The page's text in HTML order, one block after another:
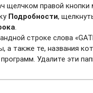
щелчком правой
Подробности,
строке слова
а также те, названия
Удалите эти